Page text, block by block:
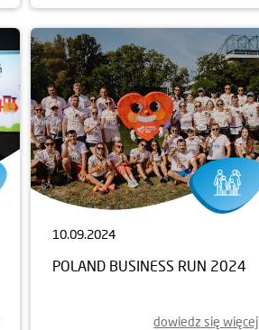
10.09.2024
POLAND BUSINESS RUN 2024
dowiedz się więcej